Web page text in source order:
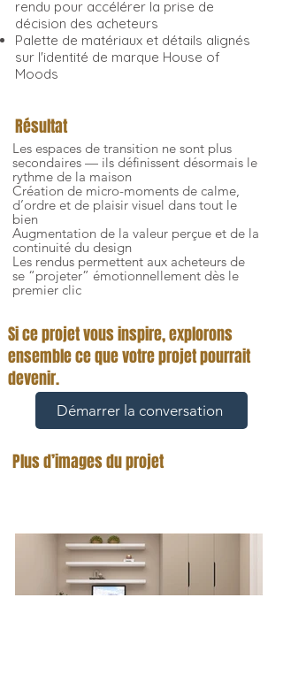
rendu pour accélérer la prise de
décision des acheteurs
Palette de matériaux et détails alignés
sur l'identité de marque House of
Moods
Résultat
Les espaces de transition ne sont plus
secondaires — ils définissent désormais le
rythme de la maison
Création de micro-moments de calme,
d’ordre et de plaisir visuel dans tout le
bien
Augmentation de la valeur perçue et de la
continuité du design
Les rendus permettent aux acheteurs de
se “projeter” émotionnellement dès le
premier clic
Si ce projet vous inspire, explorons
ensemble ce que votre projet pourrait
devenir.
Démarrer la conversation
Plus d’images du projet